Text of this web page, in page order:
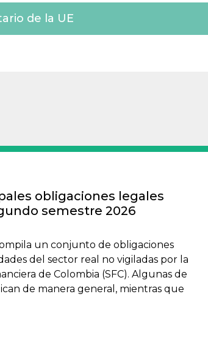
de la UE
obligaciones legales
semestre 2026
un conjunto de obligaciones
del sector real no vigiladas por la
de Colombia (SFC). Algunas de
de manera general, mientras que